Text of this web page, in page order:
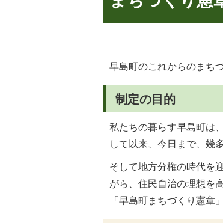
早島町のこれからのまち
制定の目的
私たちの暮らす早島町は
して以来、今日まで、幾
そして地方分権の時代を
がら、住民自治の理想を
「早島町まちづくり憲章